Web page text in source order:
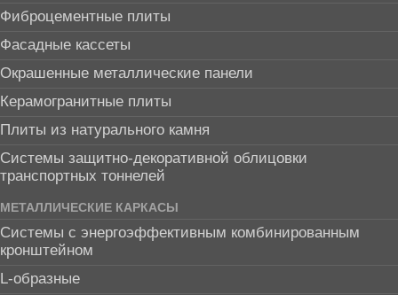
Фиброцементные плиты
Фасадные кассеты
Окрашенные металлические панели
Керамогранитные плиты
Плиты из натурального камня
Системы защитно-декоративной облицовки
транспортных тоннелей
МЕТАЛЛИЧЕСКИЕ КАРКАСЫ
Системы с энергоэффективным комбинированным
кронштейном
L-образные